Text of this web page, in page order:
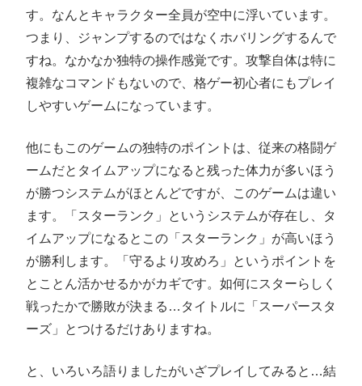
す。なんとキャラクター全員が空中に浮いています。
つまり、ジャンプするのではなくホバリングするんで
すね。なかなか独特の操作感覚です。攻撃自体は特に
複雑なコマンドもないので、格ゲー初心者にもプレイ
しやすいゲームになっています。
他にもこのゲームの独特のポイントは、従来の格闘ゲ
ームだとタイムアップになると残った体力が多いほう
が勝つシステムがほとんどですが、このゲームは違い
ます。「スターランク」というシステムが存在し、タ
イムアップになるとこの「スターランク」が高いほう
が勝利します。「守るより攻めろ」というポイントを
とことん活かせるかがカギです。如何にスターらしく
戦ったかで勝敗が決まる…タイトルに「スーパースタ
ーズ」とつけるだけありますね。
と、いろいろ語りましたがいざプレイしてみると…結